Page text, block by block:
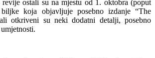
ostali su na mjestu od 1. oktobra (poput
koja objavljuje posebno izdanje “The
otkriveni su neki dodatni detalji, posebno